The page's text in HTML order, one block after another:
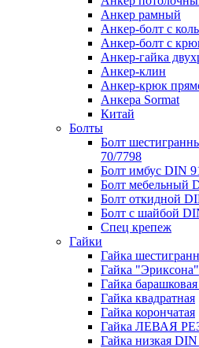
Анкер рамный
Анкер-болт с
Анкер-болт с
Анкер-гайка
Анкер-клин
Анкер-крюк
Анкера Sormat
Китай
Болты
Болт
70/7798
Болт имбус DIN
Болт мебельный
Болт откидной
Болт с шайбой
Спец крепеж
Гайки
Гайка
Гайка "Эриксона"
Гайка
Гайка квадратная
Гайка корончатая
Гайка ЛЕВАЯ
Гайка низкая